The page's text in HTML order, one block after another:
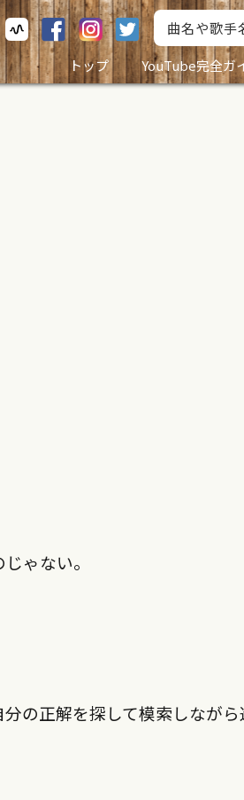
トップ
YouTube完全ガ
ゃない。
の正解を探して模索しながら